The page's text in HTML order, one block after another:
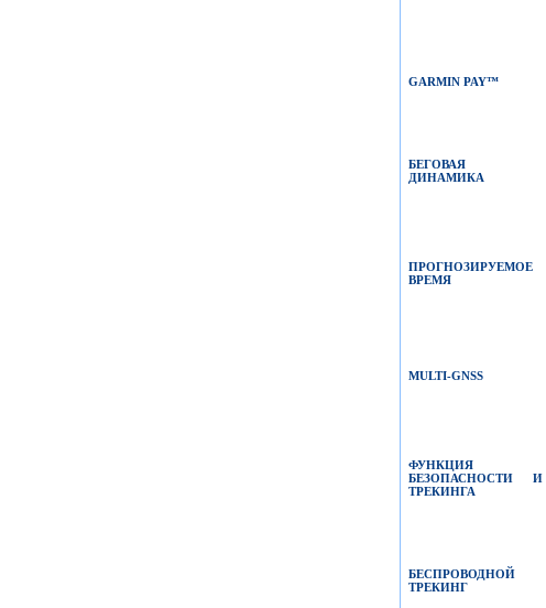
GARMIN PAY™
БЕГОВАЯ
ДИНАМИКА
ПРОГНОЗИРУЕМОЕ
ВРЕМЯ
MULTI-GNSS
ФУНКЦИЯ
БЕЗОПАСНОСТИ И
ТРЕКИНГА
БЕСПРОВОДНОЙ
ТРЕКИНГ